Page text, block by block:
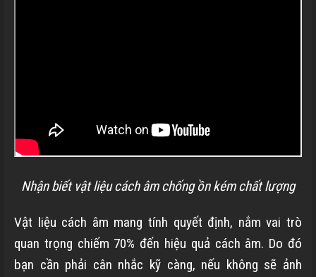
Nhận biết vật liệu cách âm chống ồn kém chất lượng
Vật liệu cách âm mang tính quyết định, nắm vai trò
quan trọng chiếm 70% đến hiệu quả cách âm. Do đó
bạn cần phải cân nhắc kỹ càng, nếu không sẽ ảnh